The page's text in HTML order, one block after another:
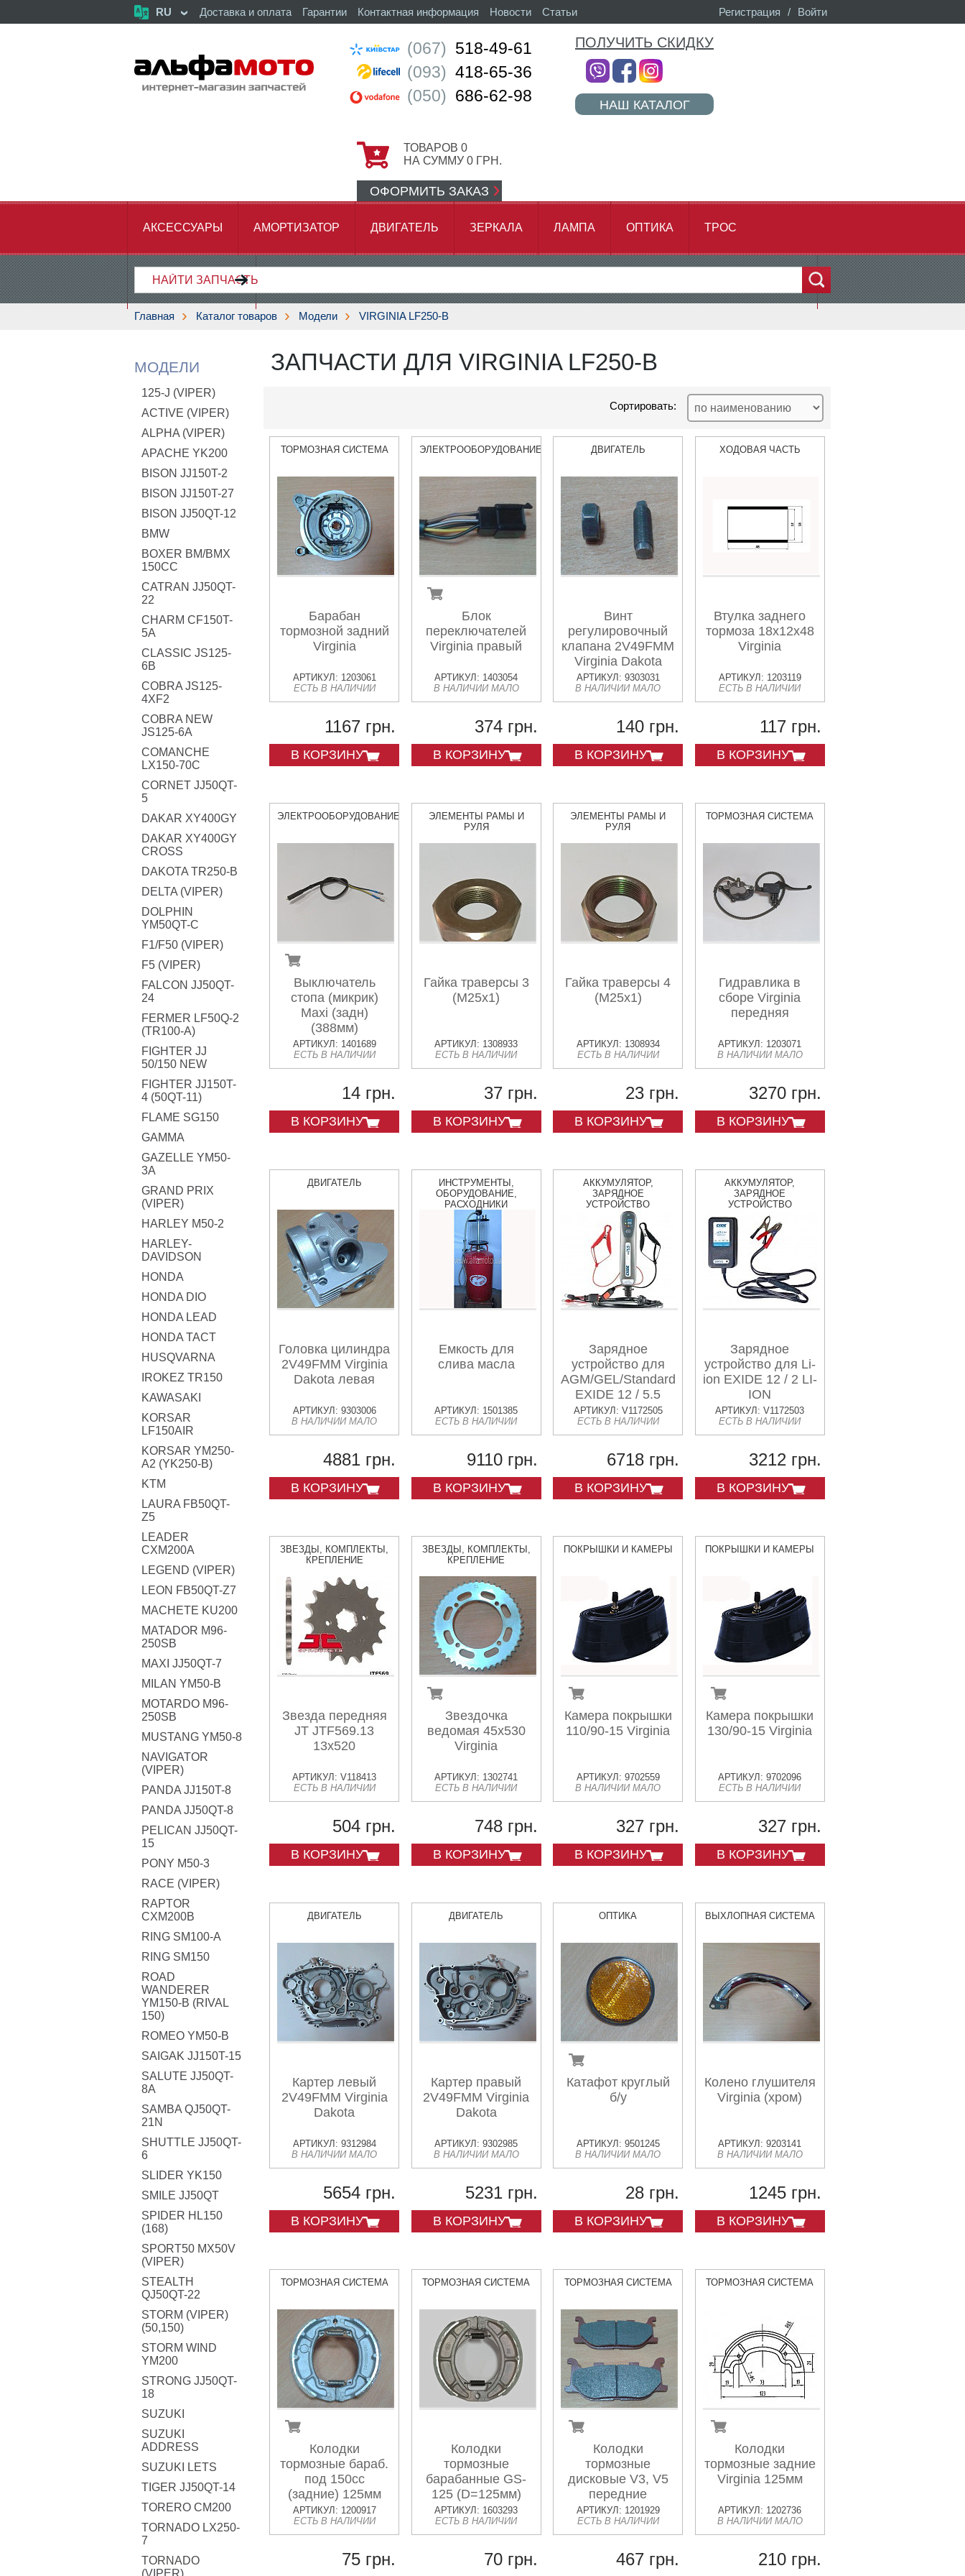
RU Доставка и оплата Гарантии Контактная информация Новости Статьи Войти
/
Регистрация
(067) 518-49-61
(093) 418-65-36
(050) 686-62-98
ПОЛУЧИТЬ СКИДКУ
НАШ КАТАЛОГ
ТОВАРОВ 0
НА СУММУ 0 ГРН.
ОФОРМИТЬ ЗАКАЗ
АКСЕССУАРЫ АМОРТИЗАТОР ДВИГАТЕЛЬ ЗЕРКАЛА ЛАМПА ОПТИКА ТРОС
ХОДОВАЯ ЧАСТЬ ...
Главная Каталог товаров Модели VIRGINIA LF250-B
МОДЕЛИ
125-J (VIPER)
ACTIVE (VIPER)
ALPHA (VIPER)
APACHE YK200
BISON JJ150T-2
BISON JJ150T-27
BISON JJ50QT-12
BMW
BOXER BM/ВМX
150CC
CATRAN JJ50QT-
22
CHARM CF150T-
5A
CLASSIC JS125-
6B
COBRA JS125-
4XF2
COBRA NEW
JS125-6A
COMANCHE
LX150-70C
CORNET JJ50QT-
5
DAKAR XY400GY
DAKAR XY400GY
CROSS
DAKOTA TR250-B
DELTA (VIPER)
DOLPHIN
YM50QT-C
F1/F50 (VIPER)
F5 (VIPER)
FALCON JJ50QT-
24
FERMER LF50Q-2
(TR100-A)
FIGHTER JJ
50/150 NEW
FIGHTER JJ150T-
4 (50QT-11)
FLAME SG150
GAMMA
GAZELLE YM50-
3A
GRAND PRIX
(VIPER)
HARLEY M50-2
HARLEY-
DAVIDSON
HONDA
HONDA DIO
HONDA LEAD
HONDA TACT
HUSQVARNA
IROKEZ TR150
KAWASAKI
KORSAR
LF150AIR
KORSAR YM250-
A2 (YK250-B)
KTM
LAURA FB50QT-
Z5
LEADER
CXM200A
LEGEND (VIPER)
LEON FB50QT-Z7
MACHETE KU200
MATADOR M96-
250SB
MAXI JJ50QT-7
MILAN YM50-B
MOTARDO M96-
250SB
MUSTANG YM50-8
NAVIGATOR
(VIPER)
PANDA JJ150T-8
PANDA JJ50QT-8
PELICAN JJ50QT-
15
PONY M50-3
RACE (VIPER)
RAPTOR
CXM200B
RING SM100-A
RING SM150
ROAD
WANDERER
YM150-B (RIVAL
150)
ROMEO YM50-B
SAIGAK JJ150T-15
SALUTE JJ50QT-
8A
SAMBA QJ50QT-
21N
SHUTTLE JJ50QT-
6
SLIDER YK150
SMILE JJ50QT
SPIDER HL150
(168)
SPORT50 MX50V
(VIPER)
STEALTH
QJ50QT-22
STORM (VIPER)
(50,150)
STORM WIND
YM200
STRONG JJ50QT-
18
SUZUKI
SUZUKI
ADDRESS
SUZUKI LETS
TIGER JJ50QT-14
TORERO CM200
TORNADO LX250-
7
TORNADO
(VIPER)
ЗАПЧАСТИ ДЛЯ VIRGINIA LF250-B
Сортировать:
ТОРМОЗНАЯ СИСТЕМА
Барабан
тормозной задний
Virginia
АРТИКУЛ: 1203061
ЕСТЬ В НАЛИЧИИ
1167 грн.
В КОРЗИНУ
ЭЛЕКТРООБОРУДОВАНИЕ
Блок
переключателей
Virginia правый
АРТИКУЛ: 1403054
В НАЛИЧИИ МАЛО
374 грн.
В КОРЗИНУ
ДВИГАТЕЛЬ
Винт
регулировочный
клапана 2V49FMM
Virginia Dakota
АРТИКУЛ: 9303031
В НАЛИЧИИ МАЛО
140 грн.
В КОРЗИНУ
ХОДОВАЯ ЧАСТЬ
Втулка заднего
тормоза 18х12х48
Virginia
АРТИКУЛ: 1203119
ЕСТЬ В НАЛИЧИИ
117 грн.
В КОРЗИНУ
ЭЛЕКТРООБОРУДОВАНИЕ
Выключатель
стопа (микрик)
Maxi (задн)
(388мм)
АРТИКУЛ: 1401689
ЕСТЬ В НАЛИЧИИ
14 грн.
В КОРЗИНУ
ЭЛЕМЕНТЫ РАМЫ И
РУЛЯ
Гайка траверсы 3
(М25х1)
АРТИКУЛ: 1308933
ЕСТЬ В НАЛИЧИИ
37 грн.
В КОРЗИНУ
ЭЛЕМЕНТЫ РАМЫ И
РУЛЯ
Гайка траверсы 4
(М25х1)
АРТИКУЛ: 1308934
ЕСТЬ В НАЛИЧИИ
23 грн.
В КОРЗИНУ
ТОРМОЗНАЯ СИСТЕМА
Гидравлика в
сборе Virginia
передняя
АРТИКУЛ: 1203071
В НАЛИЧИИ МАЛО
3270 грн.
В КОРЗИНУ
ДВИГАТЕЛЬ
Головка цилиндра
2V49FMM Virginia
Dakota левая
АРТИКУЛ: 9303006
В НАЛИЧИИ МАЛО
4881 грн.
В КОРЗИНУ
ИНСТРУМЕНТЫ,
ОБОРУДОВАНИЕ,
РАСХОДНИКИ
Емкость для
слива масла
АРТИКУЛ: 1501385
ЕСТЬ В НАЛИЧИИ
9110 грн.
В КОРЗИНУ
АККУМУЛЯТОР,
ЗАРЯДНОЕ
УСТРОЙСТВО
Зарядное
устройство для
AGM/GEL/Standard
EXIDE 12 / 5.5
АРТИКУЛ: V1172505
ЕСТЬ В НАЛИЧИИ
6718 грн.
В КОРЗИНУ
АККУМУЛЯТОР,
ЗАРЯДНОЕ
УСТРОЙСТВО
Зарядное
устройство для Li-
ion EXIDE 12 / 2 LI-
ION
АРТИКУЛ: V1172503
ЕСТЬ В НАЛИЧИИ
3212 грн.
В КОРЗИНУ
ЗВЕЗДЫ, КОМПЛЕКТЫ,
КРЕПЛЕНИЕ
Звезда передняя
JT JTF569.13
13x520
АРТИКУЛ: V118413
ЕСТЬ В НАЛИЧИИ
504 грн.
В КОРЗИНУ
ЗВЕЗДЫ, КОМПЛЕКТЫ,
КРЕПЛЕНИЕ
Звездочка
ведомая 45х530
Virginia
АРТИКУЛ: 1302741
ЕСТЬ В НАЛИЧИИ
748 грн.
В КОРЗИНУ
ПОКРЫШКИ И КАМЕРЫ
Камера покрышки
110/90-15 Virginia
АРТИКУЛ: 9702559
В НАЛИЧИИ МАЛО
327 грн.
В КОРЗИНУ
ПОКРЫШКИ И КАМЕРЫ
Камера покрышки
130/90-15 Virginia
АРТИКУЛ: 9702096
ЕСТЬ В НАЛИЧИИ
327 грн.
В КОРЗИНУ
ДВИГАТЕЛЬ
Картер левый
2V49FMM Virginia
Dakota
АРТИКУЛ: 9312984
В НАЛИЧИИ МАЛО
5654 грн.
В КОРЗИНУ
ДВИГАТЕЛЬ
Картер правый
2V49FMM Virginia
Dakota
АРТИКУЛ: 9302985
В НАЛИЧИИ МАЛО
5231 грн.
В КОРЗИНУ
ОПТИКА
Катафот круглый
б/у
АРТИКУЛ: 9501245
В НАЛИЧИИ МАЛО
28 грн.
В КОРЗИНУ
ВЫХЛОПНАЯ СИСТЕМА
Колено глушителя
Virginia (хром)
АРТИКУЛ: 9203141
В НАЛИЧИИ МАЛО
1245 грн.
В КОРЗИНУ
ТОРМОЗНАЯ СИСТЕМА
Колодки
тормозные бараб.
под 150сс
(задние) 125мм
АРТИКУЛ: 1200917
ЕСТЬ В НАЛИЧИИ
75 грн.
ТОРМОЗНАЯ СИСТЕМА
Колодки
тормозные
барабанные GS-
125 (D=125мм)
АРТИКУЛ: 1603293
ЕСТЬ В НАЛИЧИИ
70 грн.
ТОРМОЗНАЯ СИСТЕМА
Колодки
тормозные
дисковые V3, V5
передние
АРТИКУЛ: 1201929
ЕСТЬ В НАЛИЧИИ
467 грн.
ТОРМОЗНАЯ СИСТЕМА
Колодки
тормозные задние
Virginia 125мм
АРТИКУЛ: 1202736
В НАЛИЧИИ МАЛО
210 грн.